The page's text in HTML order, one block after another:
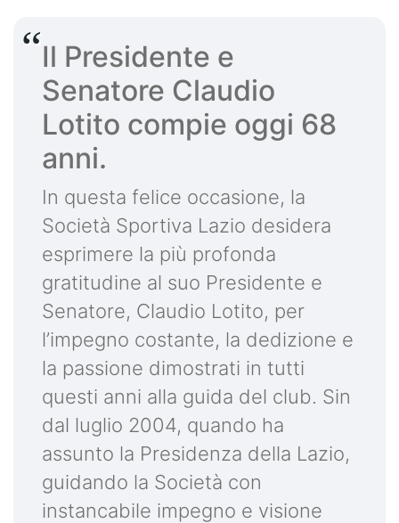
Il Presidente e
Senatore Claudio
Lotito compie oggi 68
anni.
In questa felice occasione, la
Società Sportiva Lazio desidera
esprimere la più profonda
gratitudine al suo Presidente e
Senatore, Claudio Lotito, per
l’impegno costante, la dedizione e
la passione dimostrati in tutti
questi anni alla guida del club. Sin
dal luglio 2004, quando ha
assunto la Presidenza della Lazio,
guidando la Società con
instancabile impegno e visione